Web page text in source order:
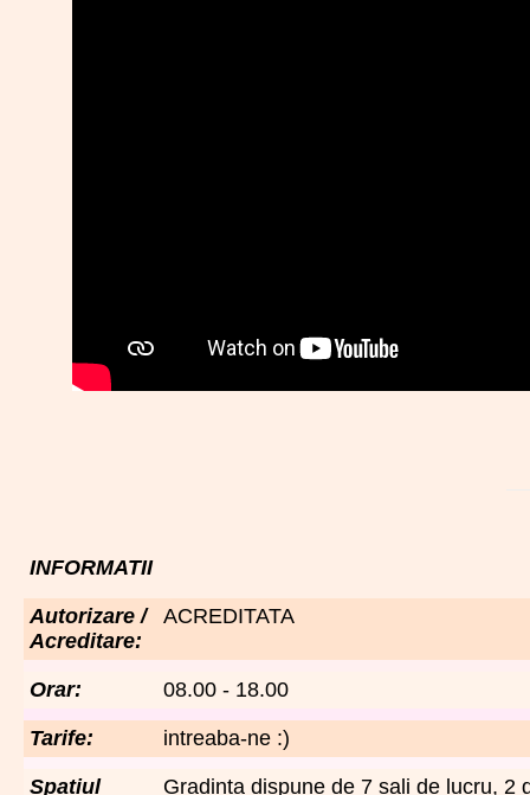
INFORMATII
Autorizare /
Acreditare:
ACREDITATA
Orar: 08.00 - 18.00
Tarife: intreaba-ne :)
Spatiul
Gradinta dispune de 7 sali de lucru, 2